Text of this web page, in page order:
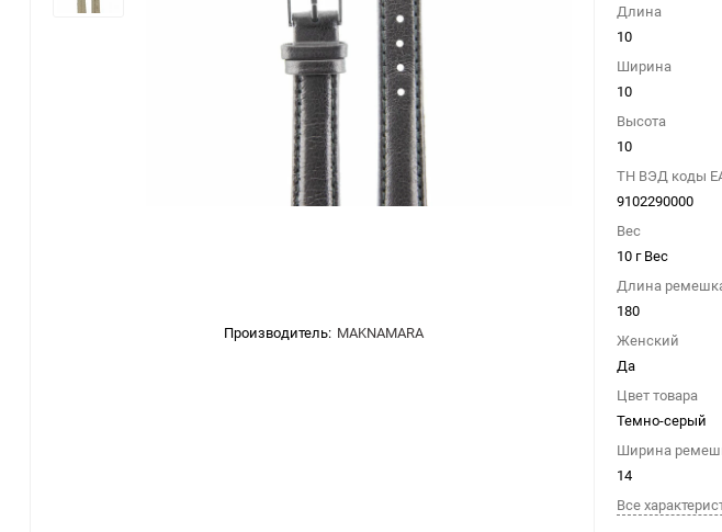
Производитель: MAKNAMARA
Длина
10
Ширина
10
Высота
10
ТН ВЭД коды
9102290000
Вес
10 г Вес
Длина
180
Женский
Да
Цвет товара
Темно-серый
Ширина
14
Все